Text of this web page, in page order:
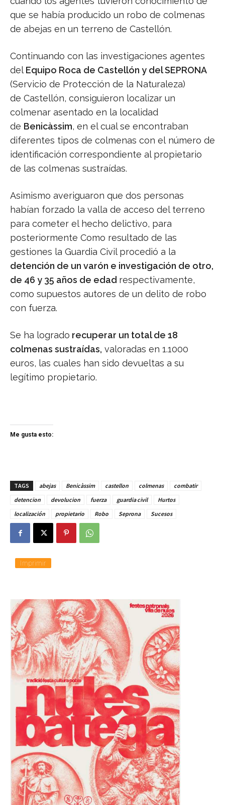
que se había producido un robo de colmenas
de abejas en un terreno de Castellón.
Continuando con las investigaciones agentes
delEquipo Roca de Castellón y del SEPRONA
(Servicio de Protección de la Naturaleza)
de Castellón, consiguieron localizar un
colmenar asentado en la localidad
de Benicàssim, en el cual se encontraban
diferentes tipos de colmenas con el número de
identificación correspondiente al propietario
de las colmenas sustraídas.
Asimismo averiguaron que dos personas
habían forzado la valla de acceso del terreno
para cometer el hecho delictivo, para
posteriormente Como resultado de las
gestiones la Guardia Civil procedió a la
detención de un varón e investigación de otro,
de 46 y 35 años de edad respectivamente,
como supuestos autores de un delito de robo
con fuerza.
Se ha logrado recuperar un total de 18
colmenas sustraídas, valoradas en 1.1000
euros, las cuales han sido devueltas a su
legítimo propietario.
Me gusta esto:
TAGS abejas Benicàssim castellon colmenas
combatir
detencion
devolucion fuerza guardia civil
Hurtos
localización
propietario Robo Seprona Sucesos
Imprimir